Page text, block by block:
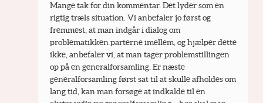
Mange tak for din kommentar. Det lyder som en
rigtig træls situation. Vi anbefaler jo først og
fremmest, at man indgår i dialog om
problematikken parterne imellem, og hjælper dette
ikke, anbefaler vi, at man tager problemstillingen
op på en generalforsamling. Er næste
generalforsamling først sat til at skulle afholdes om
lang tid, kan man forsøge at indkalde til en